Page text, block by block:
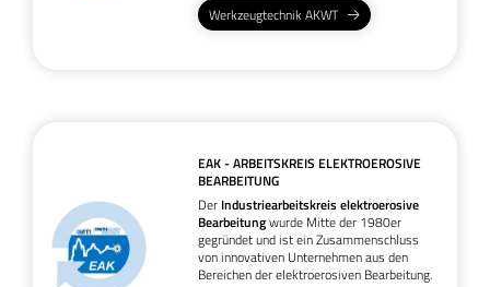
Werkzeugtechnik AKWT
EAK - ARBEITSKREIS ELEKTROEROSIVE
BEARBEITUNG
Der Industriearbeitskreis elektroerosive
Bearbeitungwurde Mitte der 1980er
gegründetund ist ein Zusammenschluss
von innovativen Unternehmen aus den
Bereichen der elektroerosiven Bearbeitung.